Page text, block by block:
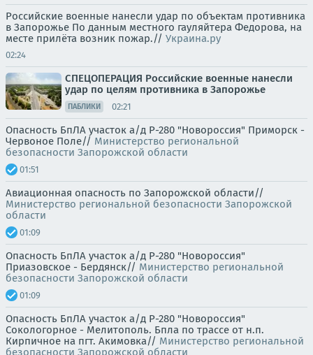
Российские военные нанесли удар по объектам противника
в Запорожье По данным местного гауляйтера Федорова, на
месте прилёта возник пожар.// Украина.ру
02:24
СПЕЦОПЕРАЦИЯ Российские военные нанесли
удар по целям противника в Запорожье
ПАБЛИКИ 02:21
Опасность БпЛА участок а/д Р-280 "Новороссия" Приморск -
Червоное Поле// Министерство региональной
безопасности Запорожской области
01:51
Авиационная опасность по Запорожской области//
Министерство региональной безопасности Запорожской
области
01:09
Опасность БпЛА участок а/д Р-280 "Новороссия"
Приазовское - Бердянск// Министерство региональной
безопасности Запорожской области
01:09
Опасность БпЛА участок а/д Р-280 "Новороссия"
Сокологорное - Мелитополь. Бпла по трассе от н.п.
Кирпичное на пгт. Акимовка// Министерство региональной
безопасности Запорожской области